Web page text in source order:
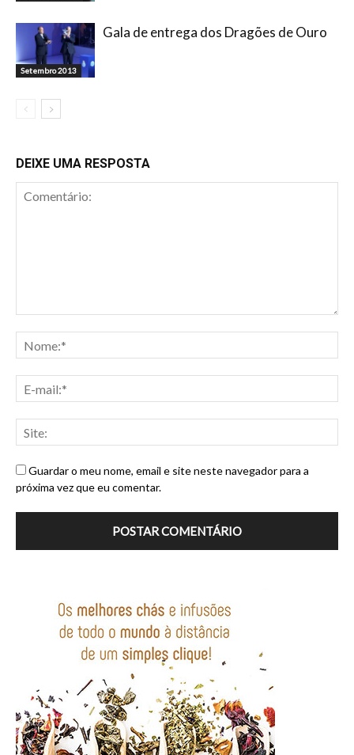
Setembro 2013
Gala de entrega dos Dragões de Ouro
DEIXE UMA RESPOSTA
Guardar o meu nome, email e site neste navegador para a
próxima vez que eu comentar.